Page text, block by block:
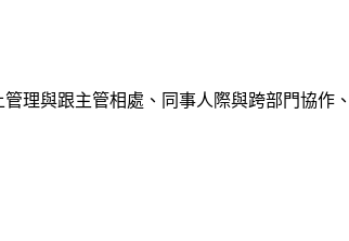
理與跟主管相處、同事人際與跨部門協作